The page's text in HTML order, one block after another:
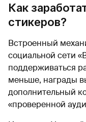
Как
стикеров?
Встроенный
социальной сети
поддерживаться
меньше, награды
дополнительный
«проверенной